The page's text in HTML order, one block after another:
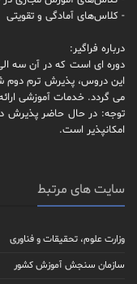
- کلاس‌های آمادگی و تقویتی
درباره فراگیر:
دوره ای است که در آن سه
می گردد. خدمات آموزشی
توجه: در حال حاضر پذیرش
امکانپذیر است.
سایت های مرتبط
وزارت علوم، تحقیقات و فناوری
سازمان سنجش آموزش کشور